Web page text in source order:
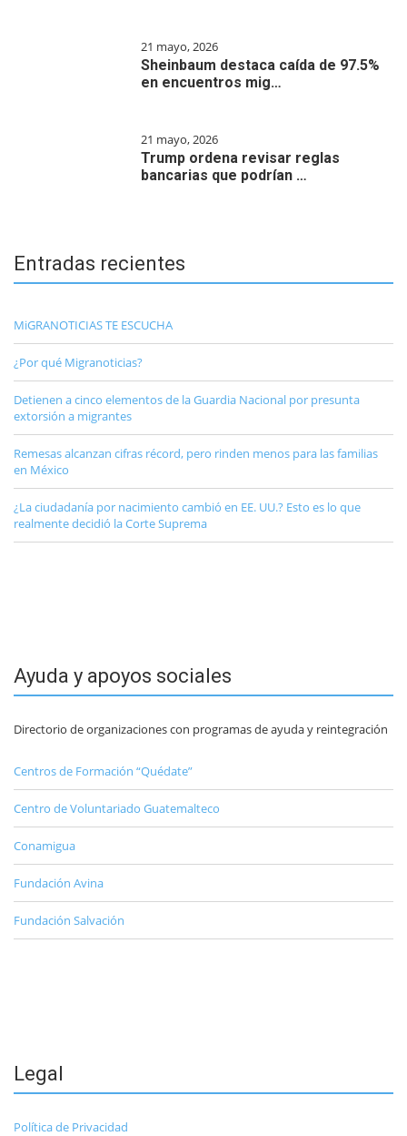
21 mayo, 2026
Sheinbaum destaca caída de 97.5%
en encuentros mig…
21 mayo, 2026
Trump ordena revisar reglas
bancarias que podrían …
Entradas recientes
MiGRANOTICIAS TE ESCUCHA
¿Por qué Migranoticias?
Detienen a cinco elementos de la Guardia Nacional por presunta
extorsión a migrantes
Remesas alcanzan cifras récord, pero rinden menos para las familias
en México
¿La ciudadanía por nacimiento cambió en EE. UU.? Esto es lo que
realmente decidió la Corte Suprema
Ayuda y apoyos sociales
Directorio de organizaciones con programas de ayuda y reintegración
Centros de Formación “Quédate”
Centro de Voluntariado Guatemalteco
Conamigua
Fundación Avina
Fundación Salvación
Legal
Política de Privacidad